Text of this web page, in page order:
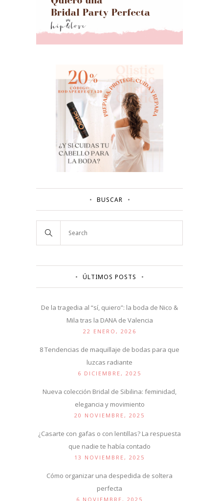
BUSCAR
ÚLTIMOS POSTS
De la tragedia al “sí, quiero”: la boda de Nico &
Mila tras la DANA de Valencia
22 ENERO, 2026
8 Tendencias de maquillaje de bodas para que
luzcas radiante
6 DICIEMBRE, 2025
Nueva colección Bridal de Sibilina: feminidad,
elegancia y movimiento
20 NOVIEMBRE, 2025
¿Casarte con gafas o con lentillas? La respuesta
que nadie te había contado
13 NOVIEMBRE, 2025
Cómo organizar una despedida de soltera
perfecta
6 NOVIEMBRE, 2025